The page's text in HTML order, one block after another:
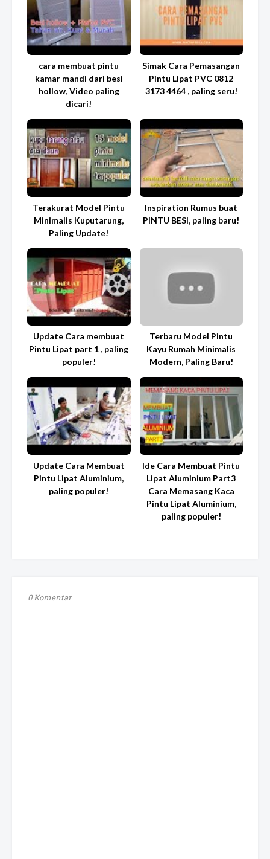
cara membuat pintu
kamar mandi dari besi
hollow, Video paling
dicari!
Simak Cara Pemasangan
Pintu Lipat PVC 0812
3173 4464 , paling seru!
Terakurat Model Pintu
Minimalis Kuputarung,
Paling Update!
Inspiration Rumus buat
PINTU BESI, paling baru!
Update Cara membuat
Pintu Lipat part 1 , paling
populer!
Terbaru Model Pintu
Kayu Rumah Minimalis
Modern, Paling Baru!
Update Cara Membuat
Pintu Lipat Aluminium,
paling populer!
Ide Cara Membuat Pintu
Lipat Aluminium Part3
Cara Memasang Kaca
Pintu Lipat Aluminium,
paling populer!
0 Komentar